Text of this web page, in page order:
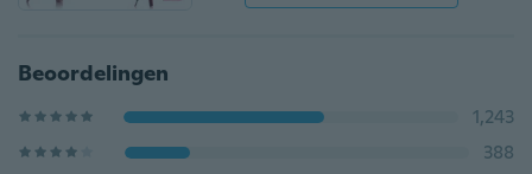
Beoordelingen
1,243
388